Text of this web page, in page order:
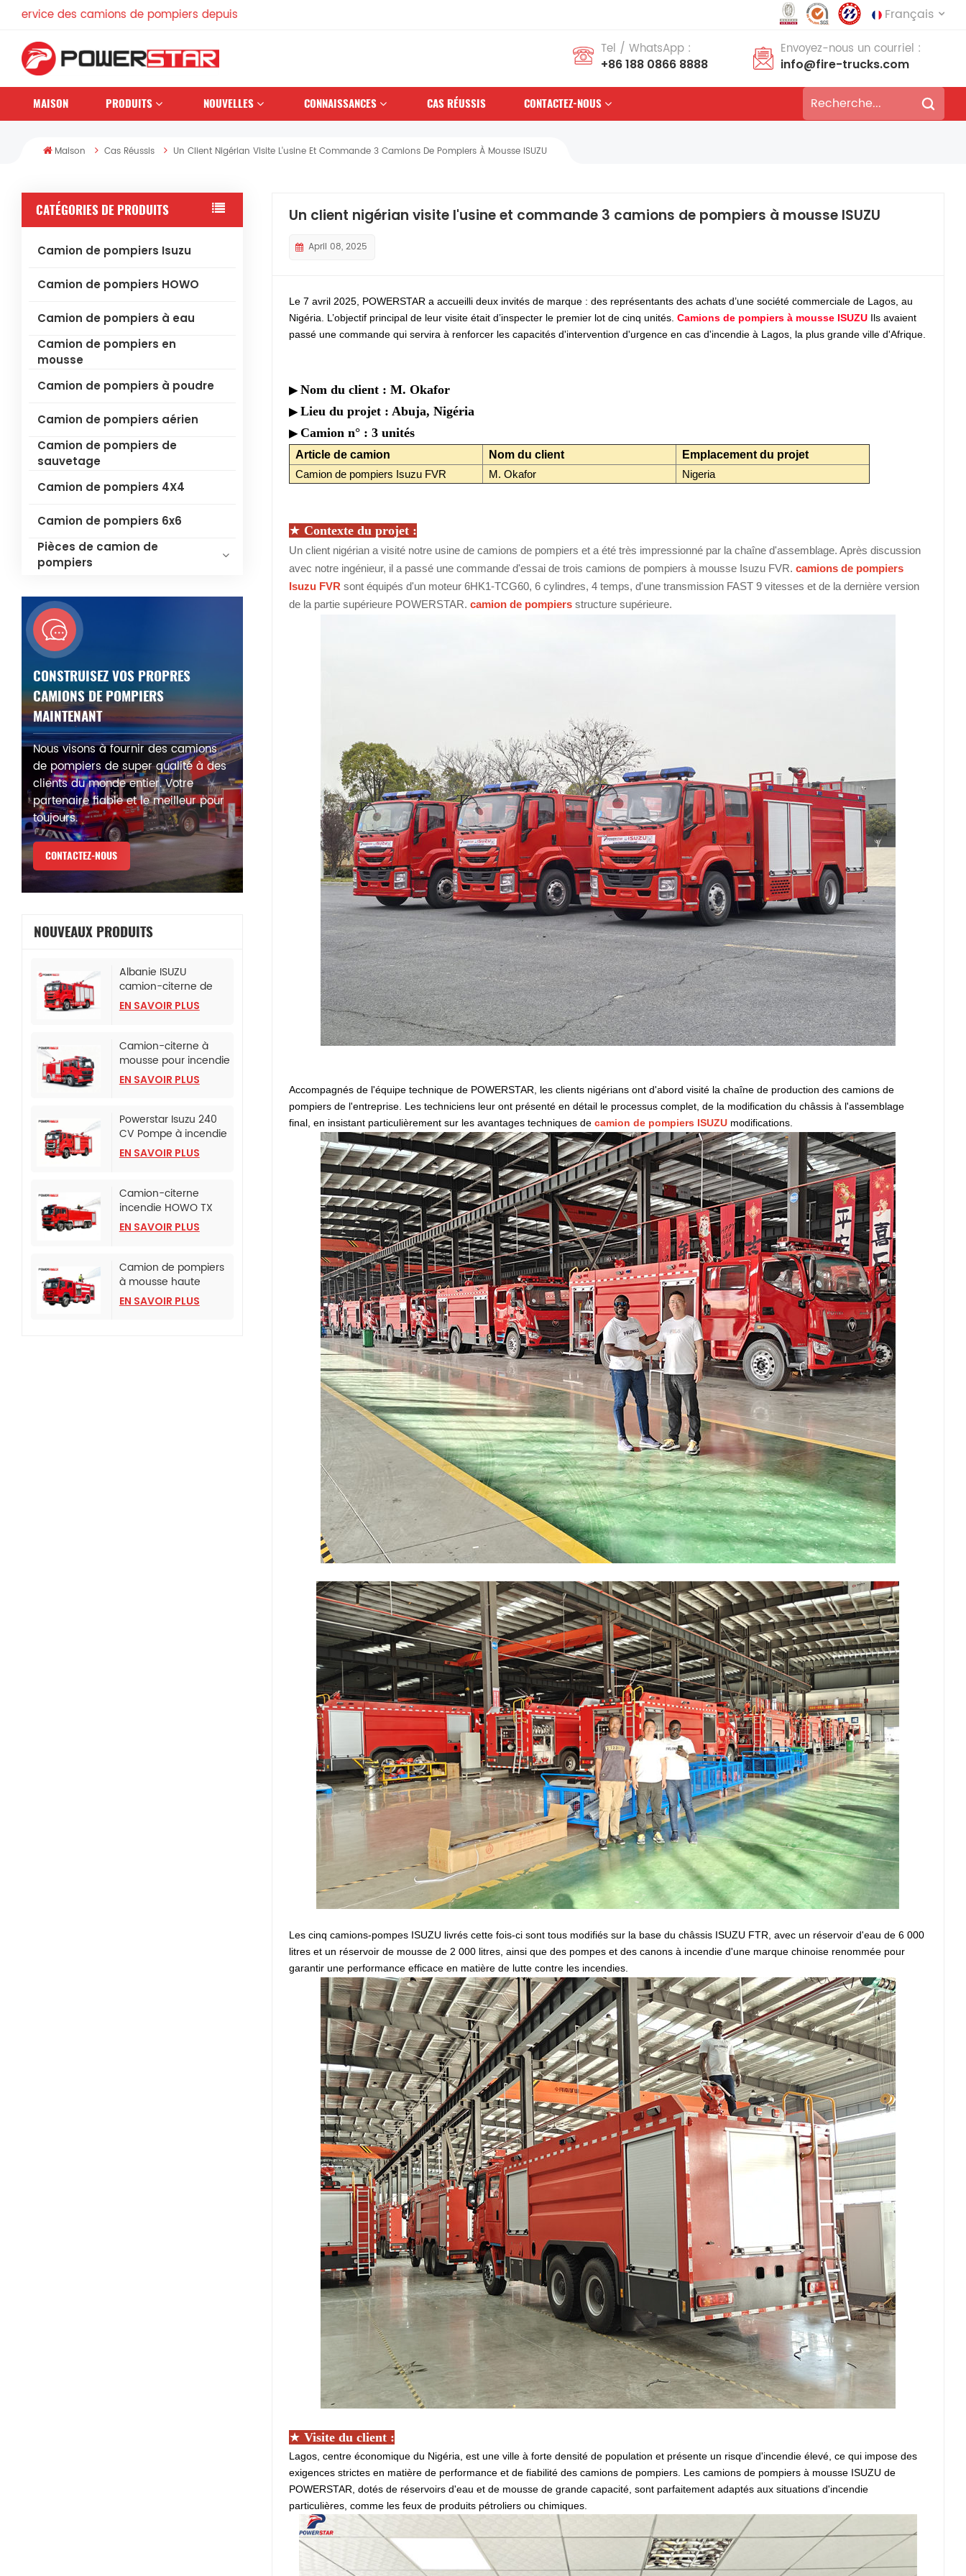
de pompiers depuis 1990 Français
Deutsch
العربية
Tiếng Việt Indonesia
中文 қазақ
Tel / WhatsApp :
+86 188 0866 8888
Envoyez-nous un courriel :
info@fire-trucks.com
MAISON PRODUITS NOUVELLES CONNAISSANCES CAS RÉUSSIS CONTACTEZ-NOUS
Maison Cas Réussis Un Client Nigérian Visite L'usine Et Commande 3 Camions De Pompiers À Mousse ISUZU
CATÉGORIES DE PRODUITS
Camion de pompiers Isuzu
Camion de pompiers HOWO
Camion de pompiers à eau
Camion de pompiers en
mousse
Camion de pompiers à poudre
Camion de pompiers aérien
Camion de pompiers de
sauvetage
Camion de pompiers 4X4
Camion de pompiers 6x6
Pièces de camion de
pompiers
CONSTRUISEZ VOS PROPRES
CAMIONS DE POMPIERS
MAINTENANT
Nous visons à fournir des camions
de pompiers de super qualité à des
clients du monde entier. Votre
partenaire fiable et le meilleur pour
toujours.
CONTACTEZ-NOUS
NOUVEAUX PRODUITS
Albanie ISUZU
camion-citerne de
lutte contre l'incendie
à mousse
EN SAVOIR PLUS
Camion-citerne à
mousse pour incendie
monté sur camion
SINOTRUK HOWO TX
EN SAVOIR PLUS
Powerstar Isuzu 240
CV Pompe à incendie
d'urgence
EN SAVOIR PLUS
Camion-citerne
incendie HOWO TX
avec pompe incendie
CB10/120
EN SAVOIR PLUS
Camion de pompiers
à mousse haute
pression HOWO
EN SAVOIR PLUS
Un client nigérian visite l'usine et commande 3 camions de pompiers à mousse ISUZU
April 08, 2025
Le 7 avril 2025, POWERSTAR a accueilli deux invités de marque : des représentants des achats d’une société commerciale de Lagos, au
Nigéria. L’objectif principal de leur visite était d’inspecter le premier lot de cinq unités.Camions de pompiers à mousse ISUZU Ils avaient
passé une commande qui servira à renforcer les capacités d'intervention d'urgence en cas d'incendie à Lagos, la plus grande ville d'Afrique.
▶ Nom du client : M. Okafor
▶ Lieu du projet : Abuja, Nigéria
▶Camion n° : 3 unités
Article de camion Nom du client
Emplacement du projet
Camion de pompiers Isuzu FVR
M. Okafor Nigeria
★ Contexte du projet :
Un client nigérian a visité notre usine de camions de pompiers et a été très impressionné par la chaîne d'assemblage. Après discussion
avec notre ingénieur, il a passé une commande d'essai de trois camions de pompiers à mousse Isuzu FVR.camions de pompiers
Isuzu FVRsont équipés d'un moteur 6HK1-TCG60, 6 cylindres, 4 temps, d'une transmission FAST 9 vitesses et de la dernière version
de la partie supérieure POWERSTAR.camion de pompiersstructure supérieure.
Accompagnés de l'équipe technique de POWERSTAR, les clients nigérians ont d'abord visité la chaîne de production des camions de
pompiers de l'entreprise. Les techniciens leur ont présenté en détail le processus complet, de la modification du châssis à l'assemblage
final, en insistant particulièrement sur les avantages techniques decamion de pompiers ISUZU modifications.
Les cinq camions-pompes ISUZU livrés cette fois-ci sont tous modifiés sur la base du châssis ISUZU FTR, avec un réservoir d'eau de 6 000
litres et un réservoir de mousse de 2 000 litres, ainsi que des pompes et des canons à incendie d'une marque chinoise renommée pour
garantir une performance efficace en matière de lutte contre les incendies.
★Visite du client :
Lagos, centre économique du Nigéria, est une ville à forte densité de population et présente un risque d'incendie élevé, ce qui impose des
exigences strictes en matière de performance et de fiabilité des camions de pompiers. Les camions de pompiers à mousse ISUZU de
POWERSTAR, dotés de réservoirs d'eau et de mousse de grande capacité, sont parfaitement adaptés aux situations d'incendie
particulières, comme les feux de produits pétroliers ou chimiques.